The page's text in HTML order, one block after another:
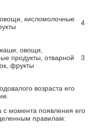
кисломолочные
4
овощи,
продукты, отварной
фрукты
3
возраста его
с момента появления его
правилам: